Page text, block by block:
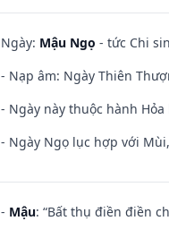
Ngày: Mậu Ngọ - tức Chi
- Nạp âm: Ngày Thiên
- Ngày này thuộc hành
- Ngày Ngọ lục hợp với
- Mậu: “Bất thụ điền điền